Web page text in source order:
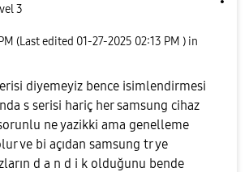
3
(Last edited ‎01-27-2025 02:13 PM ) in
diyemeyiz bence isimlendirmesi
s serisi hariç her samsung cihaz
ne yazikki ama genelleme
ve bi açıdan samsung tr ye
d a n d i k olduğunu bende